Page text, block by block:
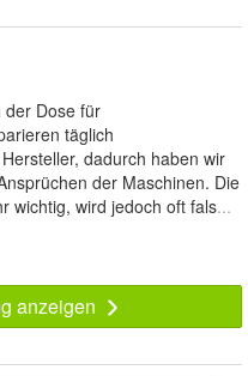
der Dose für
täglich
dadurch haben wir
der Maschinen. Die
wichtig, wird jedoch oft fals...
anzeigen